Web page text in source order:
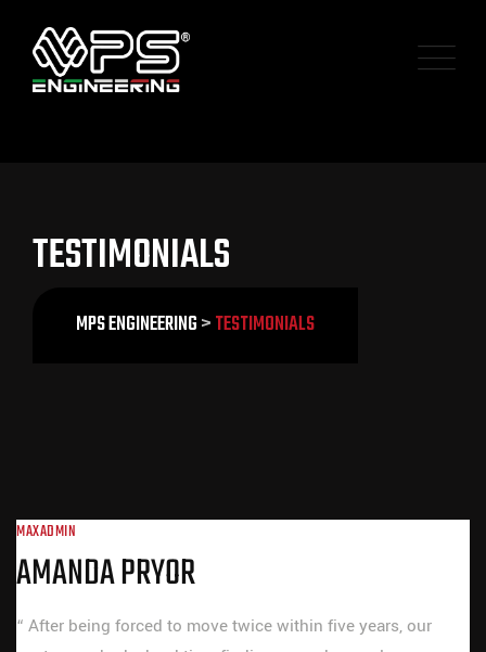
content
TESTIMONIALS
MPS ENGINEERING>TESTIMONIALS
MAXADMIN
AMANDA PRYOR
“ After being forced to move twice within five years, our